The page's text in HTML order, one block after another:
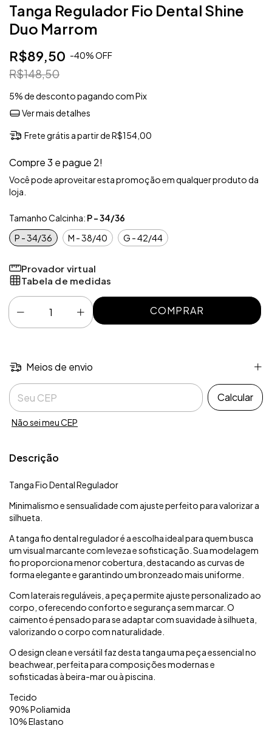
Tanga Regulador Fio Dental Shine
Duo Marrom
R$89,50 -40%OFF
R$148,50
5% de descontopagando com Pix
Ver mais detalhes
Frete grátis a partir deR$154,00
Compre 3 e pague 2!
Você pode aproveitar esta promoção em qualquer produto da
loja.
Tamanho Calcinha: P - 34/36
P - 34/36
M - 38/40 G - 42/44
Provador virtual
Tabela de medidas
Meios de envio
Entregas para o CEP:
Calcular
Não sei meu CEP
Descrição
Tanga Fio Dental Regulador
Minimalismo e sensualidade com ajuste perfeito para valorizar a
silhueta.
A tanga fio dental regulador é a escolha ideal para quem busca
um visual marcante com leveza e sofisticação. Sua modelagem
fio proporciona menor cobertura, destacando as curvas de
forma elegante e garantindo um bronzeado mais uniforme.
Com laterais reguláveis, a peça permite ajuste personalizado ao
corpo, oferecendo conforto e segurança sem marcar. O
caimento é pensado para se adaptar com suavidade à silhueta,
valorizando o corpo com naturalidade.
O design clean e versátil faz desta tanga uma peça essencial no
beachwear, perfeita para composições modernas e
sofisticadas à beira-mar ou à piscina.
Tecido
90% Poliamida
10% Elastano